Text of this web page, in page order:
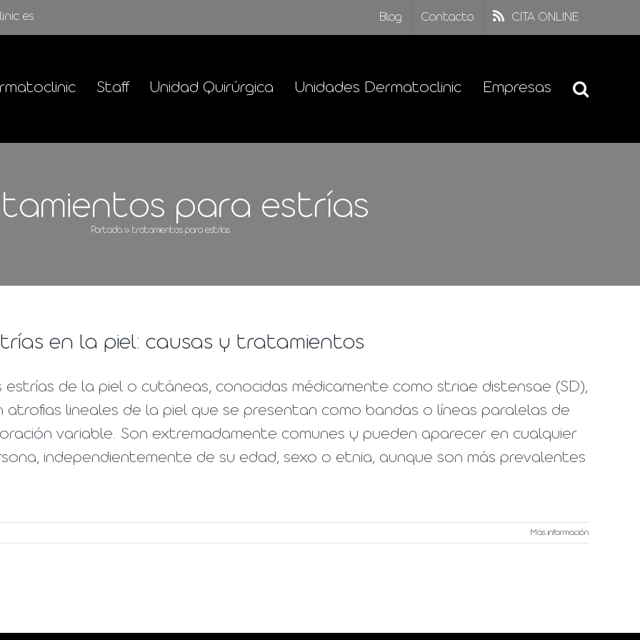
Blog Contacto CITA ONLINE
Staff Unidad Quirúrgica Unidades Dermatoclinic Empresas
para estrías
Portada» tratamientos para estrías
en la piel: causas y tratamientos
estrías de la piel o cutáneas, conocidas médicamente como striae distensae (SD),
atrofias lineales de la piel que se presentan como bandas o líneas paralelas de
variable. Son extremadamente comunes y pueden aparecer en cualquier
independientemente de su edad, sexo o etnia, aunque son más prevalentes
Más información